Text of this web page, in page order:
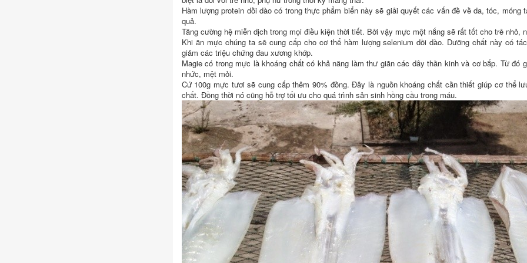
Hàm lượng protein dồi dào có trong thực phẩm biển này sẽ giải quyết các vấn đề về da, tóc,
quả.
Tăng cường hệ miễn dịch trong mọi điều kiện thời tiết. Bởi vậy mực một nắng sẽ rất tốt cho trẻ nhỏ,
Khi ăn mực chúng ta sẽ cung cấp cho cơ thể hàm lượng selenium dồi dào. Dưỡng chất này có
giảm các triệu chứng đau xương khớp.
Magie có trong mực là khoáng chất có khả năng làm thư giãn các dây thần kinh và cơ bắp. Từ đó
nhức, mệt mỏi.
Cứ 100g mực tươi sẽ cung cấp thêm 90% đồng. Đây là nguồn khoáng chất cần thiết giúp cơ thể
chất. Đồng thời nó cũng hỗ trợ tối ưu cho quá trình sản sinh hồng cầu trong máu.